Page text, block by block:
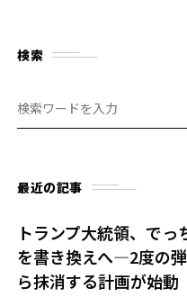
検索
最近の記事
トランプ大統領、でっ
を書き換えへ—2度の
ら抹消する計画が始動